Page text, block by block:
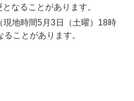
なることがあります。
地時間5月3日（土曜）18時
ことがあります。